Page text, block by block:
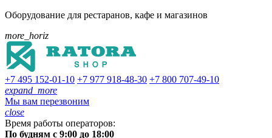
Оборудование для рестаранов, кафе и магазинов
more_horiz
+7 495 152-01-10 +7 977 918-48-30 +7 800 707-49-10
expand_more
Мы вам перезвоним
close
Время работы операторов:
По будням с 9:00 до 18:00